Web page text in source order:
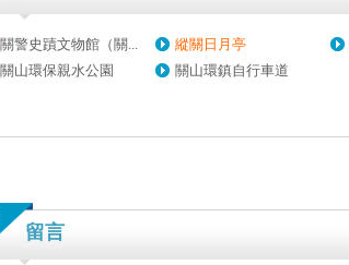
關警史蹟文物館（關... 縱關日月亭
關山環保親水公園
關山環鎮自行車道
留言